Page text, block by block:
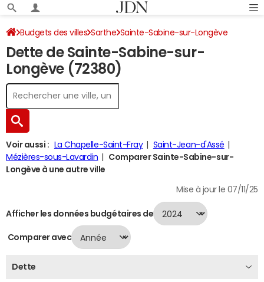
Budgets des villes Sarthe Sainte-Sabine-sur-Longève
Dette au 31/12/2024
Dette de Sainte-Sabine-sur-
Longève (72380)
Voir aussi : La Chapelle-Saint-Fray
Saint-Jean-d'Assé
Mézières-sous-Lavardin
Comparer Sainte-Sabine-sur-
Longève à une autre ville
Mise à jour le 07/11/25
Afficher les données budgétaires de
Comparer avec
Dette